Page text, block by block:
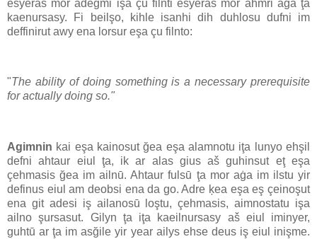
esyeras mor adegmi işa çu filnti esyeras mor ahmri aġa ţa
kaenursasy. Fi beilşo, kihle isanhi dih duhlosu dufni im
deffinirut awy ena lorsur eşa çu filnto:
"The ability of doing something is a necessary prerequisite
for actually doing so."
Agimnin kai eşa kainosut ğea eşa alamnotu iţa lunyo ehşil
defni ahtaur eiul ţa, ik ar alas gius aš guhinsut eţ eşa
çehmasis ğea im ailnū. Ahtaur fulsū ţa mor aġa im ilstu yir
definus eiul am deobsi ena da go. Adre ķea eşa eş çeinoşut
ena git adesi iş ailanosū loştu, çehmasis, aimnostatu işa
ailno şursasut. Gilyn ţa iţa kaeilnursasy aš eiul iminyer,
guhtū ar ţa im asğile yir year ailys ehse deus iş eiul inişme.